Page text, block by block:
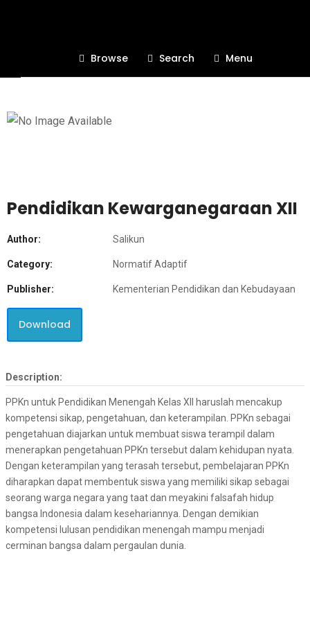
Browse Search Menu
Pendidikan Kewarganegaraan XII
Author: Salikun
Category: Normatif Adaptif
Publisher: Kementerian Pendidikan dan Kebudayaan
Download
Description:
PPKn untuk Pendidikan Menengah Kelas XII haruslah mencakup
kompetensi sikap, pengetahuan, dan keterampilan. PPKn sebagai
pengetahuan diajarkan untuk membuat siswa terampil dalam
menerapkan pengetahuan PPKn tersebut dalam kehidupan nyata.
Dengan keterampilan yang terasah tersebut, pembelajaran PPKn
diharapkan dapat membentuk siswa yang memiliki sikap sebagai
seorang warga negara yang taat dan meyakini falsafah hidup
bangsa Indonesia dalam kesehariannya. Dengan demikian
kompetensi lulusan pendidikan menengah mampu menjadi
cerminan bangsa dalam pergaulan dunia.